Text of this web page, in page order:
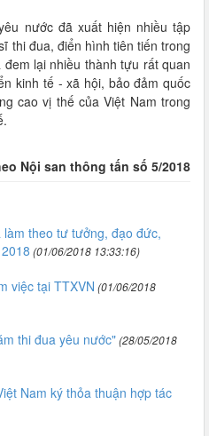
nước đã xuất hiện nhiều tập
thi đua, điển hình tiên tiến trong
lại nhiều thành tựu rất quan
kinh tế - xã hội, bảo đảm quốc
cao vị thế của Việt Nam trong
Nội san thông tấn số 5/2018
theo tư tưởng, đạo đức,
(01/06/2018 13:33:16)
việc tại TTXVN (01/06/2018
thi đua yêu nước"(28/05/2018
Nam ký thỏa thuận hợp tác